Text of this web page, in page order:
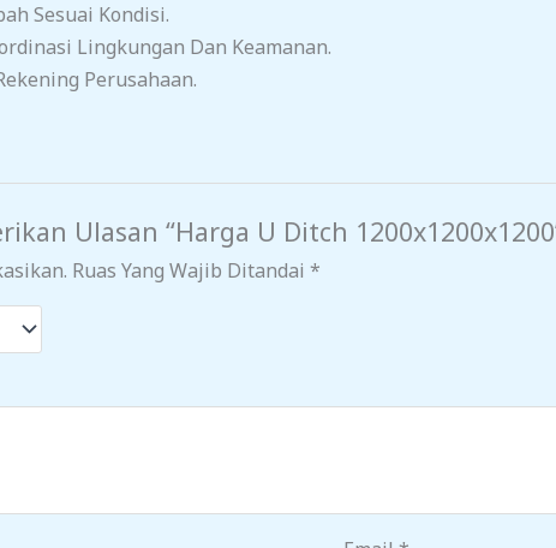
Sesuai Kondisi.
Lingkungan Dan Keamanan.
Perusahaan.
Ulasan “Harga U Ditch
Ruas Yang Wajib Ditandai *